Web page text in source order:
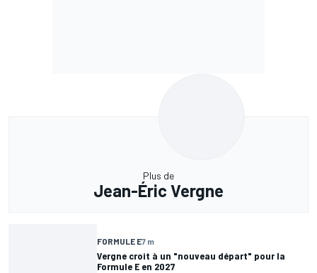
Plus de
Jean-Éric Vergne
FORMULE E7 m
Vergne croit à un "nouveau départ" pour la
Formule E en 2027